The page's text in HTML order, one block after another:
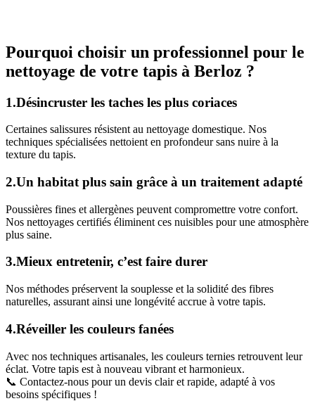
Pourquoi choisir un professionnel pour le
nettoyage de votre tapis à Berloz ?
1.Désincruster les taches les plus coriaces
Certaines salissures résistent au nettoyage domestique. Nos
techniques spécialisées nettoient en profondeur sans nuire à la
texture du tapis.
2.Un habitat plus sain grâce à un traitement adapté
Poussières fines et allergènes peuvent compromettre votre confort.
Nos nettoyages certifiés éliminent ces nuisibles pour une atmosphère
plus saine.
3.Mieux entretenir, c’est faire durer
Nos méthodes préservent la souplesse et la solidité des fibres
naturelles, assurant ainsi une longévité accrue à votre tapis.
4.Réveiller les couleurs fanées
Avec nos techniques artisanales, les couleurs ternies retrouvent leur
éclat. Votre tapis est à nouveau vibrant et harmonieux.
📞 Contactez-nous pour un devis clair et rapide, adapté à vos
besoins spécifiques !